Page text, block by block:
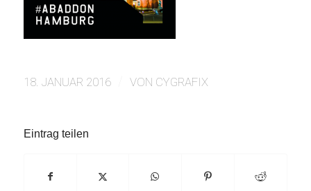
18. JANUAR 2016 VON CYGRAFIX
Eintrag teilen